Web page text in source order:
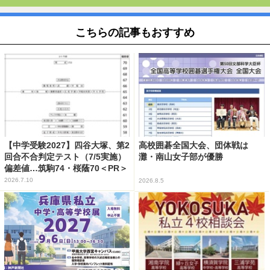
こちらの記事もおすすめ
【中学受験2027】四谷大塚、第2
回合不合判定テスト（7/5実施）
偏差値…筑駒74・桜蔭70＜PR＞
2026.7.10
高校囲碁全国大会、団体戦は
灘・南山女子部が優勝
2026.8.5